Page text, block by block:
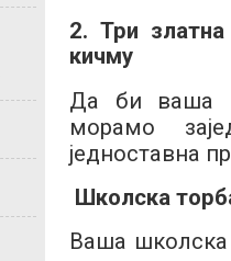
2. Три златна
кичму
Да би ваша
морамо
једноставна
Школска
Ваша школска